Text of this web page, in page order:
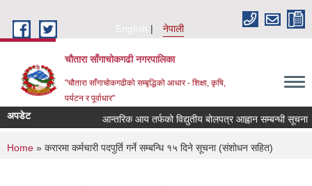
English
नेपाली
चौतारा साँगाचोकगढी नगरपालिका
"चौतारा साँगाचोकगढीको सम्बृद्धिको आधार - शिक्षा, कृषि,
पर्यटन र पूर्वाधार"
अपडेट आन्तरिक आय तर्फको विद्युतीय बोलपत्र आह्वान सम्बन्धी सूचना ।
You are here
Home » करारमा कर्मचारी पदपुर्ति गर्ने सम्बन्धि १५ दिने सूचना (संशोधन सहित)